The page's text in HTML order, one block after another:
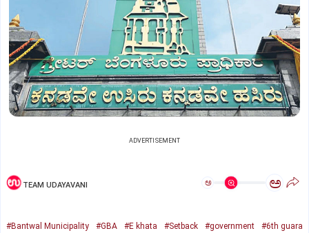
ADVERTISEMENT
TEAM UDAYAVANI ಅ ಅ
#Bantwal Municipality #GBA #E khata #Setback #government
#6th guara